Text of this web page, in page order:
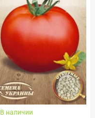
В наличии